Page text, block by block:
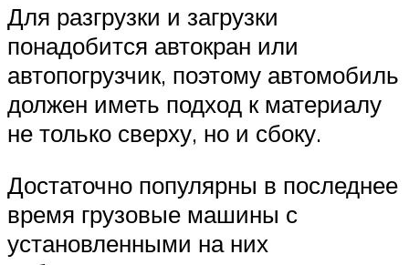
Для разгрузки и загрузки
понадобится автокран или
автопогрузчик, поэтому автомобиль
должен иметь подход к материалу
не только сверху, но и сбоку.
Достаточно популярны в последнее
время грузовые машины с
установленными на них